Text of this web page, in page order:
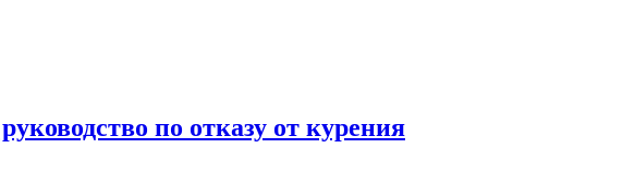
по отказу от курения